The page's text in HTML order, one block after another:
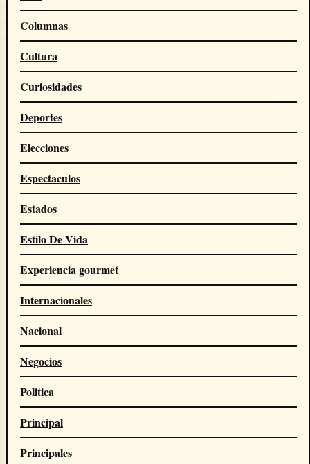
Columnas
Cultura
Curiosidades
Deportes
Elecciones
Espectaculos
Estados
Estilo De Vida
Experiencia gourmet
Internacionales
Nacional
Negocios
Politica
Principal
Principales